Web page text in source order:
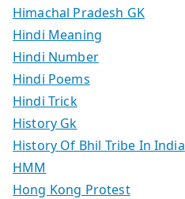
Himachal Pradesh GK
Hindi Meaning
Hindi Number
Hindi Poems
Hindi Trick
History Gk
History Of Bhil Tribe In India
HMM
Hong Kong Protest